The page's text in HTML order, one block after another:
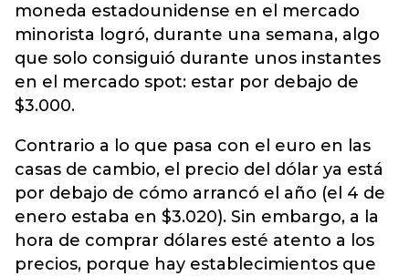
moneda estadounidense en el mercado
minorista logró, durante una semana, algo
que solo consiguió durante unos instantes
en el mercado spot: estar por debajo de
$3.000.
Contrario a lo que pasa con el euro en las
casas de cambio, el precio del dólar ya está
por debajo de cómo arrancó el año (el 4 de
enero estaba en $3.020). Sin embargo, a la
hora de comprar dólares esté atento a los
precios, porque hay establecimientos que